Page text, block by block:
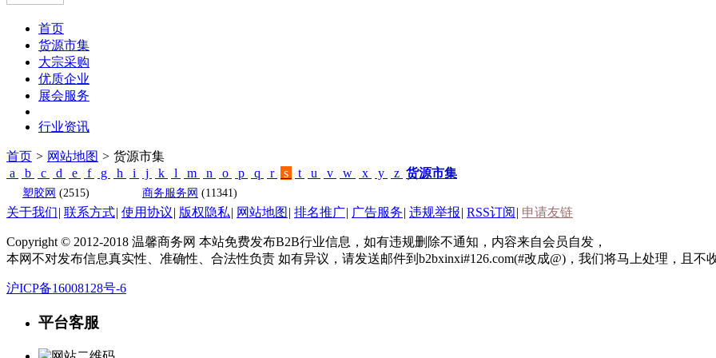
首页
货源市集
大宗采购
优质企业
展会服务
行业资讯
首页 > 网站地图 > 货源市集
a
b c d e f g h i j k l m n o p q r s t u v w x y z 货源市集
塑胶网 (2515) 商务服务网 (11341)
关于我们| 联系方式| 使用协议| 版权隐私| 网站地图 | 排名推广| 广告服务| 违规举报| RSS订阅 | 申请友链
Copyright © 2012-2018 温馨商务网 本站免费发布B2B行业信息，如有违规删除不通知，内容来自会员自发，
本网不对发布信息真实性、准确性、合法性负责 如有异议，请发送邮件到b2bxinxi#126.com(#改成@)，我们将马上处理，且不
沪ICP备16008128号-6
平台客服